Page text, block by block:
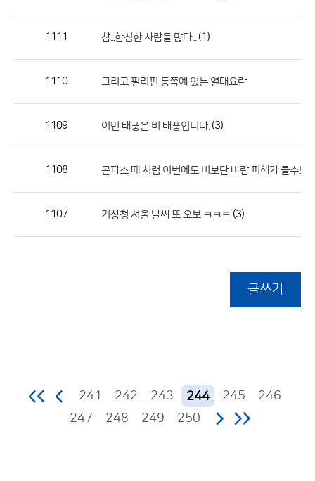
공
1111 참...한심한 사람들 많다... (1)
1110 그리고 필리핀 동쪽에 있는 열대요란
1109 이번 태풍은 비 태풍입니다. (3)
1108 곤파스 때 처럼 이번에도 비보단 바람 피해가 클수도
1107 기상청 서울 날씨 또 오보 ㅋㅋㅋ (3)
글쓰기
241 242 243 244 245
246
247
248 249 250